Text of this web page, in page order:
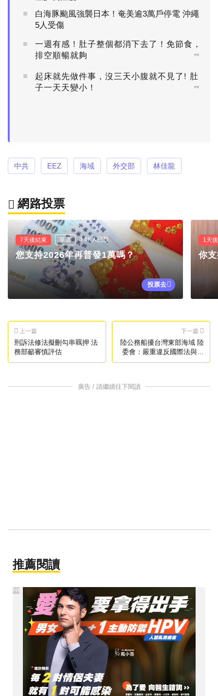
白海豚颱風強襲日本！奄美逾3萬戶停電 沖繩
5人受傷
一週有感！肚子整個都消下去了！免節食，
排空順暢就夠
PR
起床就先做件事，沒三天小腹就不見了! 肚
子一天天變小！
PR
中共 EEZ 海域 外交部 林佳龍
網路投票
7天後結束 單選 3.6K人已投
您支持2026年再普發1萬嗎？
投票去
1天
你
上一篇
刑訴法修法擬刪勾串羈押 法
務部籲審慎評估
下一篇
陸公務船擾台灣東部海域 陸
委會：嚴重違反國際法與國
際公約
廣告 / 請繼續往下閱讀
推薦閱讀
PR